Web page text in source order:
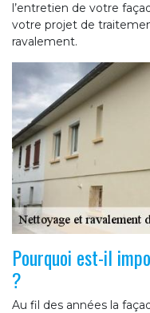
l’entretien de votre
votre projet de
ravalement.
Pourquoi est-il
?
Au fil des années la